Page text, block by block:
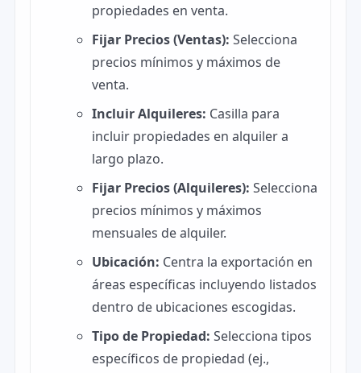
propiedades en venta.
Fijar Precios (Ventas): Selecciona
precios mínimos y máximos de
venta.
Incluir Alquileres: Casilla para
incluir propiedades en alquiler a
largo plazo.
Fijar Precios (Alquileres): Selecciona
precios mínimos y máximos
mensuales de alquiler.
Ubicación: Centra la exportación en
áreas específicas incluyendo listados
dentro de ubicaciones escogidas.
Tipo de Propiedad: Selecciona tipos
específicos de propiedad (ej.,